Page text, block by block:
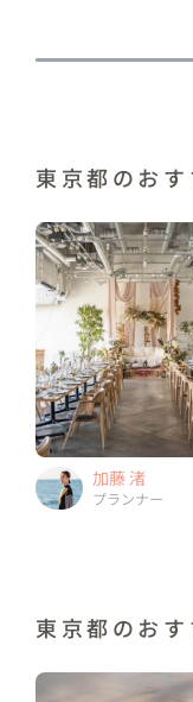
東京都のお
加藤 渚
プランナー
東京都のお